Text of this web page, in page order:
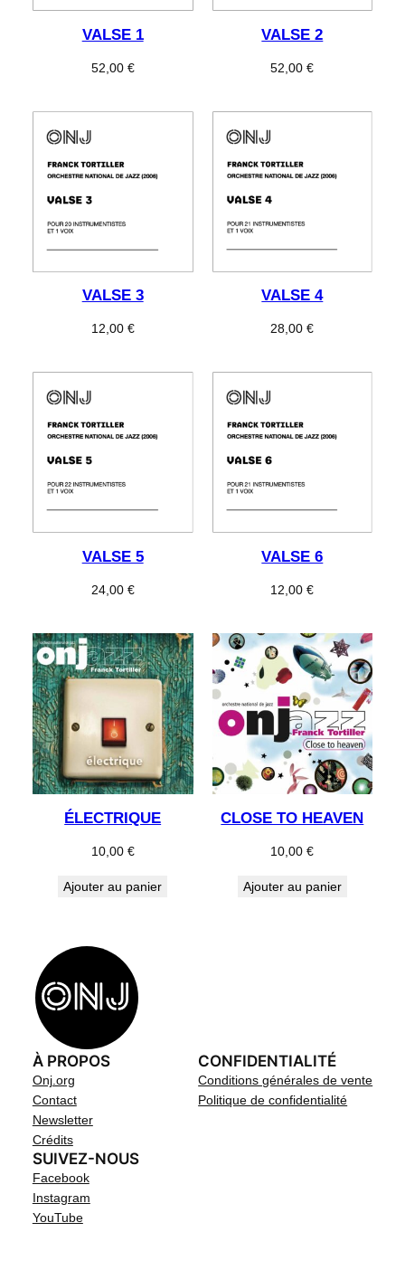
VALSE 1
52,00 €
VALSE 2
52,00€
VALSE 3
12,00 €
VALSE 4
28,00€
VALSE 5
24,00 €
VALSE 6
12,00€
ÉLECTRIQUE
10,00 €
Ajouter au panier
CLOSE TO HEAVEN
10,00€
Ajouter au panier
À PROPOS
Onj.org
Contact
Newsletter
Crédits
CONFIDENTIALITÉ
Conditions générales de vente
Politique de confidentialité
SUIVEZ-NOUS
Facebook
Instagram
YouTube